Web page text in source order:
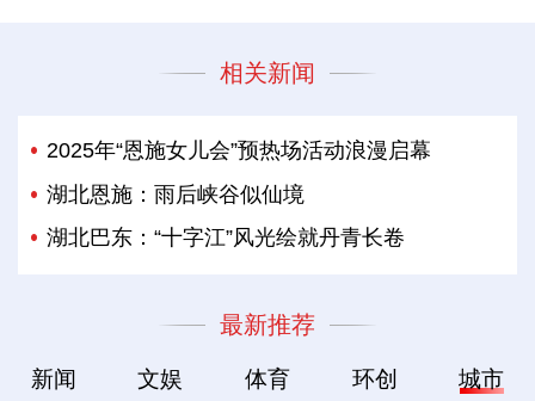
相关新闻
2025年“恩施女儿会”预热场活动浪漫启幕
湖北恩施：雨后峡谷似仙境
湖北巴东：“十字江”风光绘就丹青长卷
最新推荐
新闻 文娱 体育 环创 城市